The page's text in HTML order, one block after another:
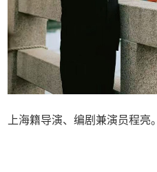
上海籍导演、编剧兼演员程亮。